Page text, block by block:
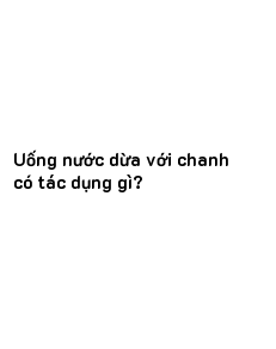
Uống nước dừa với chanh
có tác dụng gì?